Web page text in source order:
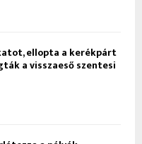
ellopta a kerékpárt
a visszaeső szentesi